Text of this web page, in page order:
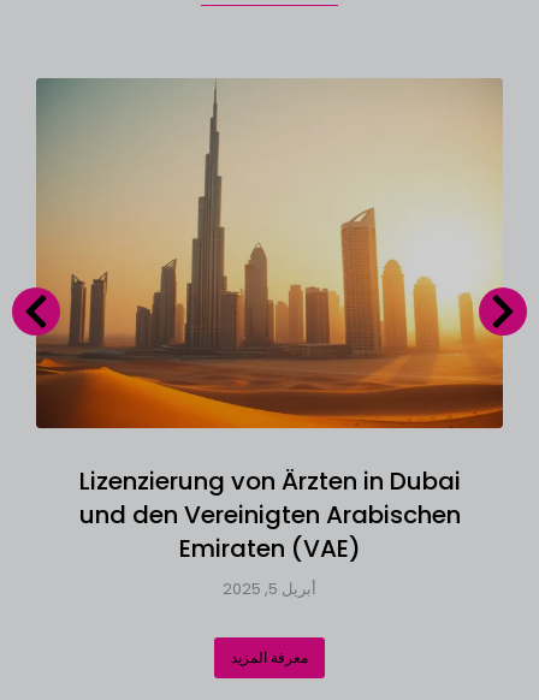
Lizenzierung von Ärzten in Dubai
und den Vereinigten Arabischen
Emiraten (VAE)
أبريل 5, 2025
معرفة المزيد